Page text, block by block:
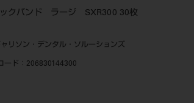
クバンド ラージ SXR300 30枚
ャリソン・デンタル・ソルーションズ
ード ：206830144300